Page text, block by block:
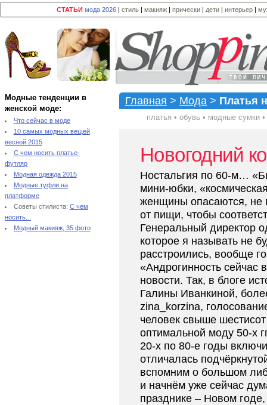
СТАТЬИ мода 2026 | стиль | макияж | прически | дети | интерьер |
Модные тенденции в
женской моде:
Что сейчас в моде
10 самых модных вещей
весной 2015
С чем носить платье-
футляр
Модная одежда 2015
Модные туфли на
платформе
Советы стилиста: С чем
носить...
Модный макияж, 35 фото
Главная > Мода > Платья
платья • обувь • модные сумки •
Новогодний
Ностальгия по 60-м…
мини-юбки,
женщины опасаются, не
от пищи, чтобы
Генеральный директор
которое я называть не
расстроились, вообще
«Андрогинность сейчас
новости. Так, в блоге
Галины Иванкиной,
zina_korzina,
человек свыше
оптимальной моду 50-х
20-х по 80-е годы
отличалась
вспомним о большом
и начнём уже сейчас
празднике – Новом